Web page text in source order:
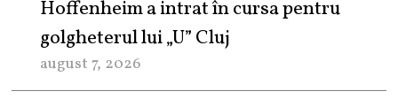
Hoffenheim a intrat în cursa pentru
golgheterul lui „U” Cluj
august 7, 2026